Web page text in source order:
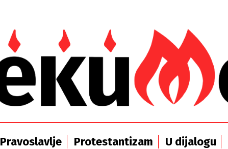
Pravoslavlje Protestantizam U dijalogu